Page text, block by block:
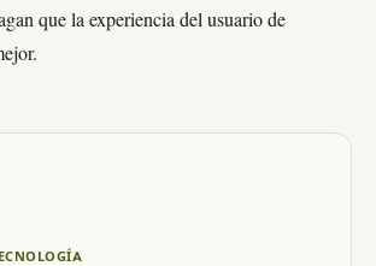
que la experiencia del usuario de